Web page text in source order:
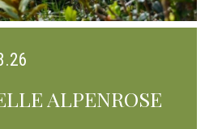
ALPENROSE